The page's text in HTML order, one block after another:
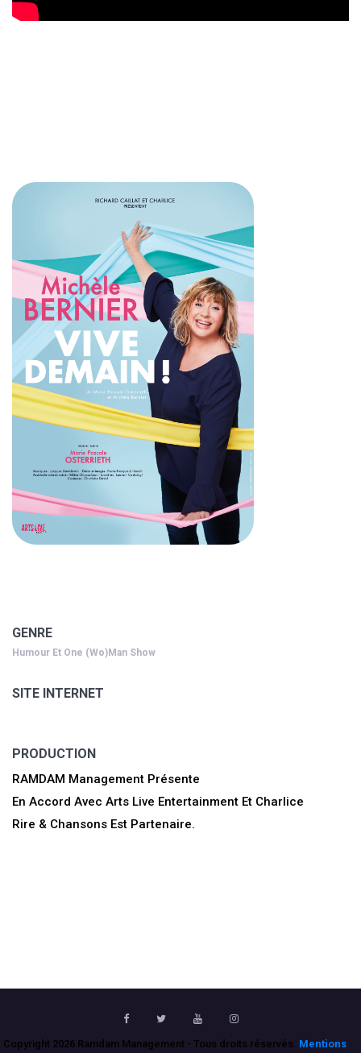
GENRE
Humour Et One (wo)man Show
SITE INTERNET
PRODUCTION
RAMDAM Management Présente
En Accord Avec Arts Live Entertainment Et Charlice
Rire & Chansons Est Partenaire.
Copyright 2026 Ramdam Management - Tous droits réservés. Mentions